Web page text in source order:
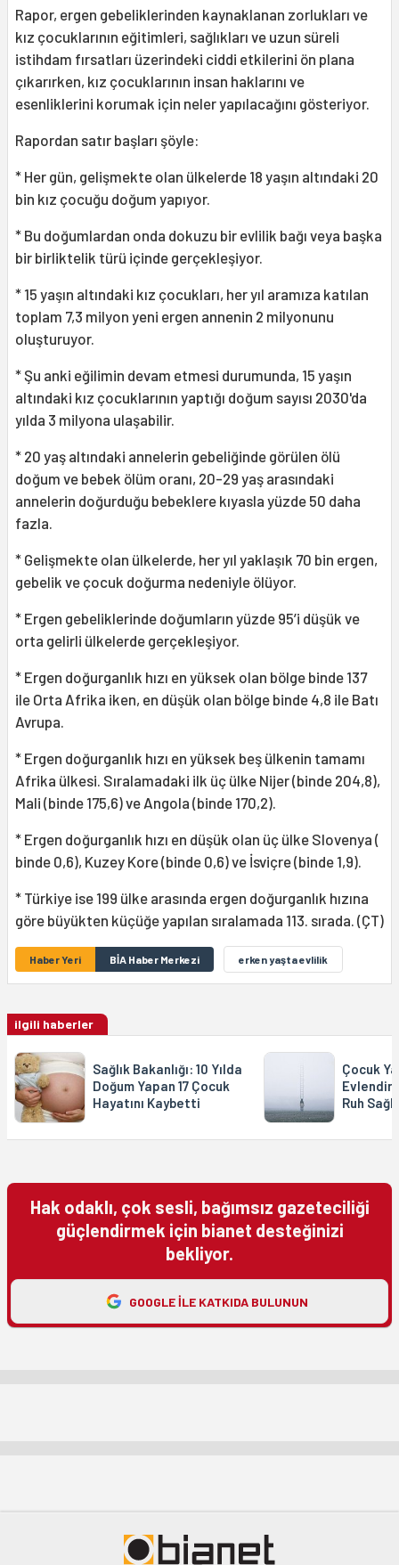
Rapor, ergen gebeliklerinden kaynaklanan zorlukları ve
kız çocuklarının eğitimleri, sağlıkları ve uzun süreli
istihdam fırsatları üzerindeki ciddi etkilerini ön plana
çıkarırken, kız çocuklarının insan haklarını ve
esenliklerini korumak için neler yapılacağını gösteriyor.
Rapordan satır başları şöyle:
* Her gün, gelişmekte olan ülkelerde 18 yaşın altındaki 20
bin kız çocuğu doğum yapıyor.
* Bu doğumlardan onda dokuzu bir evlilik bağı veya başka
bir birliktelik türü içinde gerçekleşiyor.
* 15 yaşın altındaki kız çocukları, her yıl aramıza katılan
toplam 7,3 milyon yeni ergen annenin 2 milyonunu
oluşturuyor.
* Şu anki eğilimin devam etmesi durumunda, 15 yaşın
altındaki kız çocuklarının yaptığı doğum sayısı 2030'da
yılda 3 milyona ulaşabilir.
* 20 yaş altındaki annelerin gebeliğinde görülen ölü
doğum ve bebek ölüm oranı, 20-29 yaş arasındaki
annelerin doğurduğu bebeklere kıyasla yüzde 50 daha
fazla.
* Gelişmekte olan ülkelerde, her yıl yaklaşık 70 bin ergen,
gebelik ve çocuk doğurma nedeniyle ölüyor.
* Ergen gebeliklerinde doğumların yüzde 95’i düşük ve
orta gelirli ülkelerde gerçekleşiyor.
* Ergen doğurganlık hızı en yüksek olan bölge binde 137
ile Orta Afrika iken, en düşük olan bölge binde 4,8 ile Batı
Avrupa.
* Ergen doğurganlık hızı en yüksek beş ülkenin tamamı
Afrika ülkesi. Sıralamadaki ilk üç ülke Nijer (binde 204,8),
Mali (binde 175,6) ve Angola (binde 170,2).
* Ergen doğurganlık hızı en düşük olan üç ülke Slovenya (
binde 0,6), Kuzey Kore (binde 0,6) ve İsviçre (binde 1,9).
* Türkiye ise 199 ülke arasında ergen doğurganlık hızına
göre büyükten küçüğe yapılan sıralamada 113. sırada. (ÇT)
Haber Yeri BİA Haber Merkezi erken yaşta evlilik
ilgili haberler
Sağlık Bakanlığı: 10 Yılda
Doğum Yapan 17 Çocuk
Hayatını Kaybetti
Çocuk
Ruh
Hak odaklı, çok sesli, bağımsız gazeteciliği
güçlendirmek için bianet desteğinizi
bekliyor.
GOOGLE ILE KATKIDA BULUNUN